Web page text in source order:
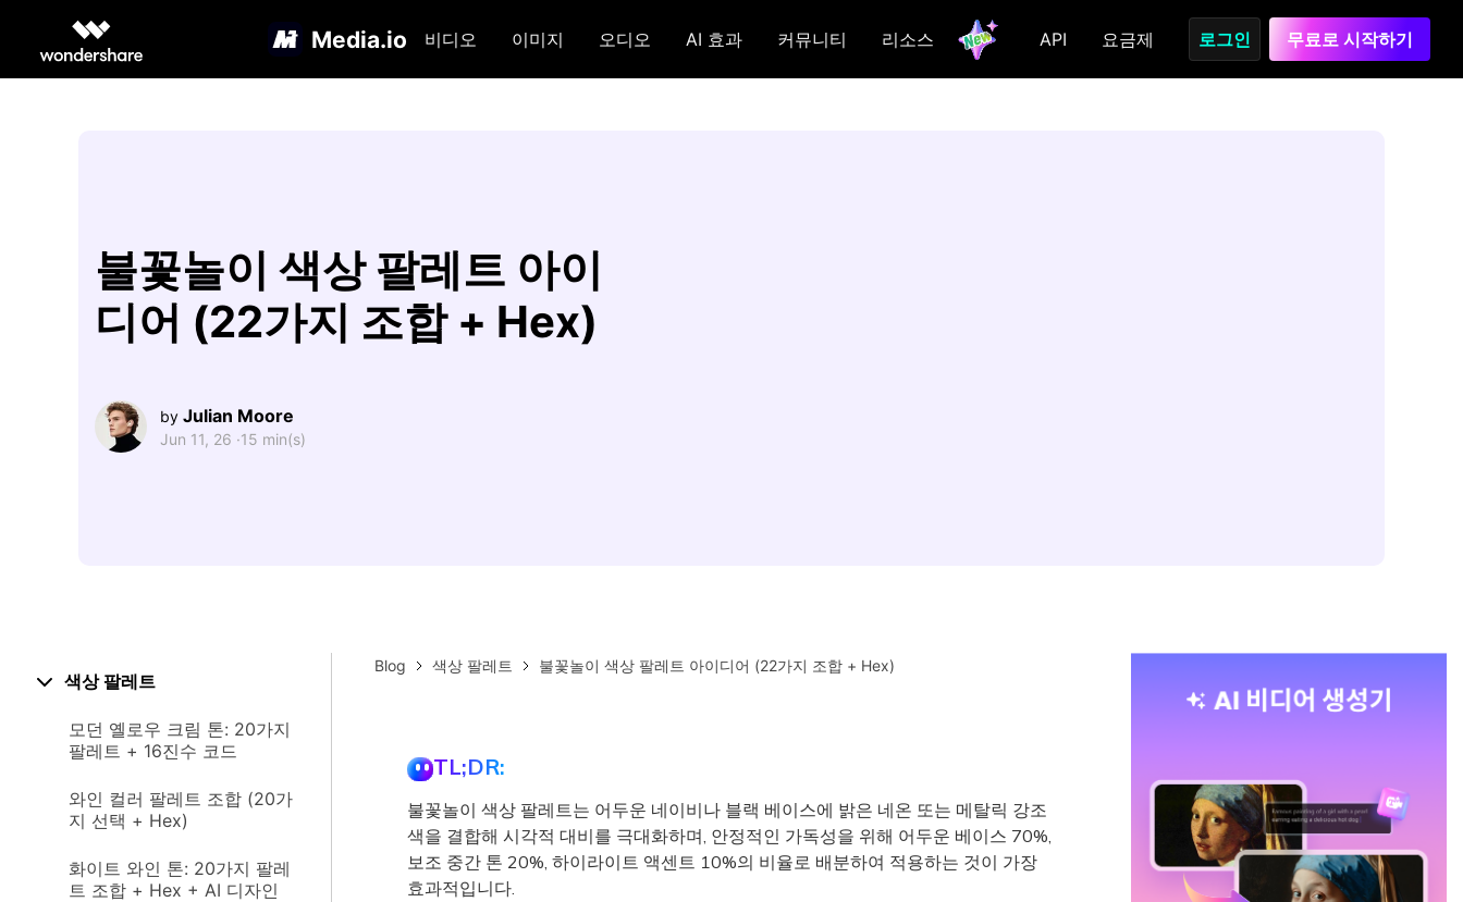
Media.io 비디오 이미지 오디오 AI 효과 커뮤니티 리소스 API 요금제 로그인 무료로 시작하기
불꽃놀이 색상 팔레트 아이
디어 (22가지 조합 + Hex)
by Julian Moore
Jun 11, 26 ·15 min(s)
색상 팔레트
모던 옐로우 크림 톤: 20가지
팔레트 + 16진수 코드
와인 컬러 팔레트 조합 (20가
지 선택 + Hex)
화이트 와인 톤: 20가지 팔레
트 조합 + Hex + AI 디자인
Blog 색상 팔레트 불꽃놀이 색상 팔레트 아이디어 (22가지 조합 + Hex)
TL;DR:
불꽃놀이 색상 팔레트는 어두운 네이비나 블랙 베이스에 밝은 네온 또는 메탈릭 강조
색을 결합해 시각적 대비를 극대화하며, 안정적인 가독성을 위해 어두운 베이스 70%,
보조 중간 톤 20%, 하이라이트 액센트 10%의 비율로 배분하여 적용하는 것이 가장
효과적입니다.